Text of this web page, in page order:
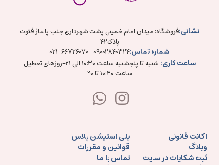
نشانی:فروشگاه: میدان امام خمینی پشت شهرداری جنب پاساژ فتوت
پلاک۴۲
شماره تماس:09002840324
021-66726070
ساعت کاری:
شنبه تا پنجشنبه ساعت ۱۰:۳۰ الی ۲۱-روزهای تعطیل
ساعت ۱۰:۳۰ تا ۲۰
اکانت قانونی
پلی استیشن پلاس
وبلاگ
قوانین و مقررات
ثبت شکایات در سایت
تماس با ما